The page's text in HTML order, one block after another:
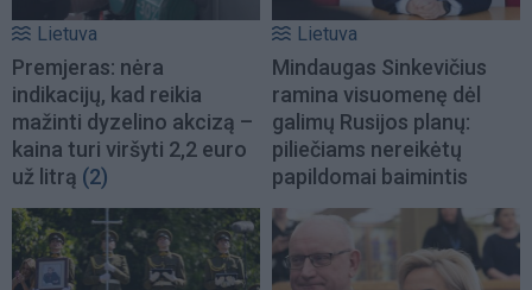
Lietuva
Premjeras: nėra
indikacijų, kad reikia
mažinti dyzelino akcizą –
kaina turi viršyti 2,2 euro
už litrą (2)
Lietuva
Mindaugas Sinkevičius
ramina visuomenę dėl
galimų Rusijos planų:
piliečiams nereikėtų
papildomai baimintis